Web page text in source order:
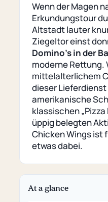
Wenn der Magen
Erkundungstour
Altstadt lauter
Ziegeltor einst
Domino’s in der
moderne Rettung.
mittelalterlichem
dieser Lieferdienst
amerikanische
klassischen
üppig belegten
Chicken Wings ist
etwas dabei.
At a glance